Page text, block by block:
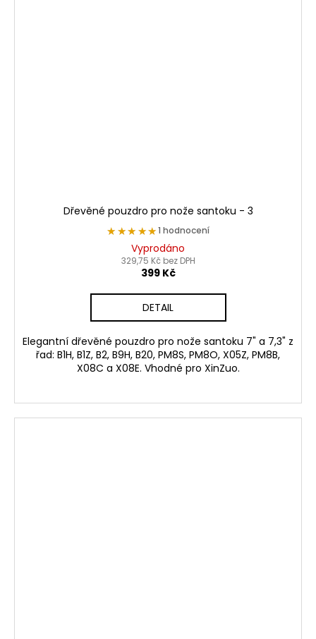
Dřevěné pouzdro pro nože santoku - 3
★★★★★
★★★★★1 hodnocení
Vyprodáno
329,75 Kč bez DPH
399 Kč
DETAIL
Elegantní dřevěné pouzdro pro nože santoku 7" a 7,3" z
řad: B1H, B1Z, B2, B9H, B20, PM8S, PM8O, X05Z, PM8B,
X08C a X08E. Vhodné pro XinZuo.